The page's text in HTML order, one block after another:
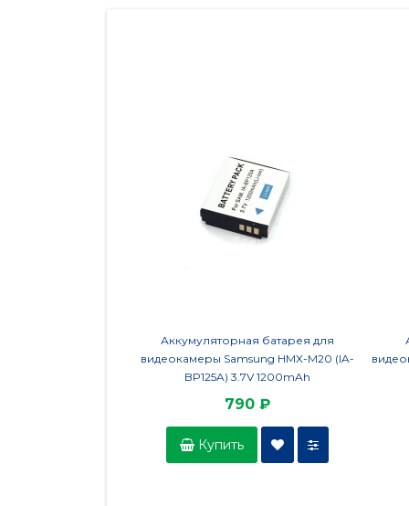
Аккумуляторная батарея для
видеокамеры Samsung HMX-M20 (IA-
BP125A) 3.7V 1200mAh
790 ₽
Купить